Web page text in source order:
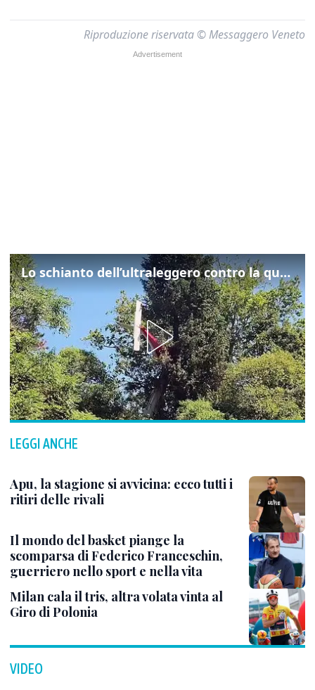
Riproduzione riservata © Messaggero Veneto
Lo schianto dell’ultraleggero contro la quercia: cosa è successo a Rivarotta
LEGGI ANCHE
Apu, la stagione si avvicina: ecco tutti i
ritiri delle rivali
Il mondo del basket piange la
scomparsa di Federico Franceschin,
guerriero nello sport e nella vita
Milan cala il tris, altra volata vinta al
Giro di Polonia
VIDEO